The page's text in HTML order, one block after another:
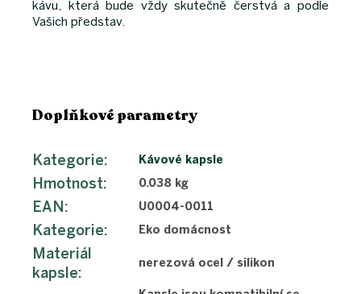
kávu, která bude vždy skutečně čerstvá a podle
Vašich představ.
Doplňkové parametry
Kategorie: Kávové kapsle
Hmotnost: 0.038 kg
EAN: U0004-0011
Kategorie: Eko domácnost
Materiál
kapsle:
nerezová ocel / silikon